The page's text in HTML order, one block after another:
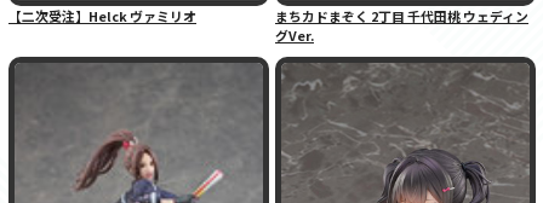
【二次受注】Helck ヴァミリオ
まちカドまぞく 2丁目 千代田桃 ウェディン
グVer.